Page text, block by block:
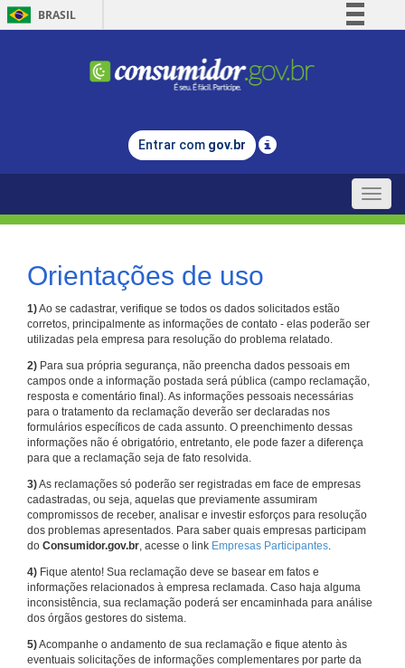
BRASIL
Comunica BR
Legislação
Entrar com gov.br
Toggle
Orientações de uso
1)Ao se cadastrar, verifique se todos os dados solicitados estão
corretos, principalmente as informações de contato - elas poderão ser
utilizadas pela empresa para resolução do problema relatado.
2) Para sua própria segurança, não preencha dados pessoais em
campos onde a informação postada será pública (campo reclamação,
resposta e comentário final). As informações pessoais necessárias
para o tratamento da reclamação deverão ser declaradas nos
formulários específicos de cada assunto. O preenchimento dessas
informações não é obrigatório, entretanto, ele pode fazer a diferença
para que a reclamação seja de fato resolvida.
3)As reclamações só poderão ser registradas em face de empresas
cadastradas, ou seja, aquelas que previamente assumiram
compromissos de receber, analisar e investir esforços para resolução
dos problemas apresentados. Para saber quais empresas participam
do Consumidor.gov.br, acesse o link Empresas Participantes.
4) Fique atento! Sua reclamação deve se basear em fatos e
informações relacionados à empresa reclamada. Caso haja alguma
inconsistência, sua reclamação poderá ser encaminhada para análise
dos órgãos gestores do sistema.
5)Acompanhe o andamento de sua reclamação e fique atento às
eventuais solicitações de informações complementares por parte da